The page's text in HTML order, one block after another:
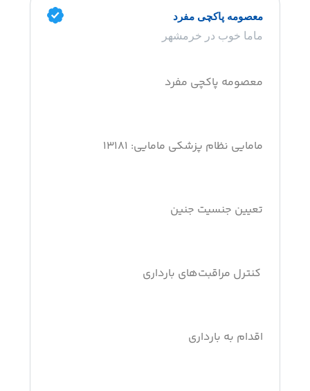
معصومه پاکچی مفرد
ماما خوب در خرمشهر
معصومه پاکچی مفرد
مامایی نظام پزشکی مامایی: ۱۳۱۸۱
تعیین جنسیت جنین
کنترل مراقبت‌های بارداری
اقدام به بارداری